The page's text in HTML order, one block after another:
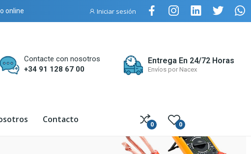
online Iniciar sesión
Contacte con nosotros
+34 91 128 67 00
Entrega En 24/72 Horas
Envíos por Nacex
Contacto 0 0